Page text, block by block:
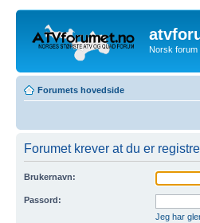
Norsk forum
Forumets hovedside
Forumet krever at du er
Brukernavn:
Passord:
Jeg har